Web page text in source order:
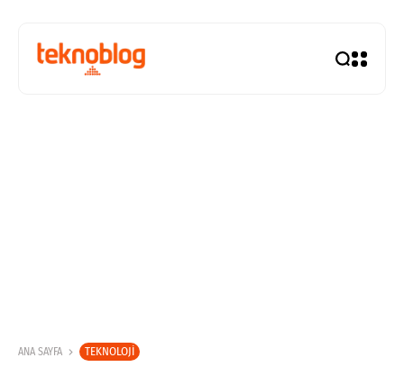
ANA SAYFA TEKNOLOJI